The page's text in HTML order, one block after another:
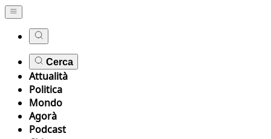
Cerca
Attualità
Politica
Mondo
Agorà
Podcast